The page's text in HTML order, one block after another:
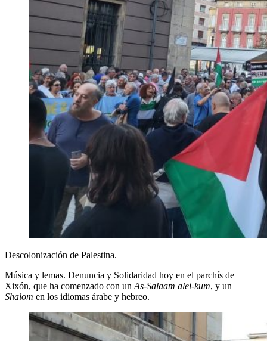
Descolonización de Palestina.
Música y lemas. Denuncia y Solidaridad hoy en el parchís de
Xixón, que ha comenzado con un As-Salaam alei-kum, y un
Shalom en los idiomas árabe y hebreo.